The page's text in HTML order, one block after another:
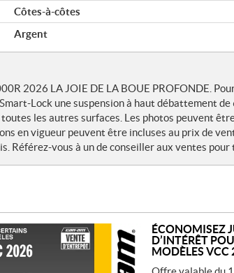
Côtes-à-côtes
Argent
2026 LA JOIE DE LA BOUE PROFONDE.
Lock une suspension à haut débattement de
toutes les autres surfaces. Les photos peuvent
en vigueur peuvent être incluses au prix de
Référez-vous à un de conseiller aux ventes pour
ÉCONOMISEZ
D’INTÉRÊT
MODÈLES VCC